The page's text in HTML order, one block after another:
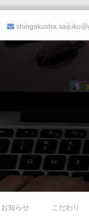
お知らせ こだわり